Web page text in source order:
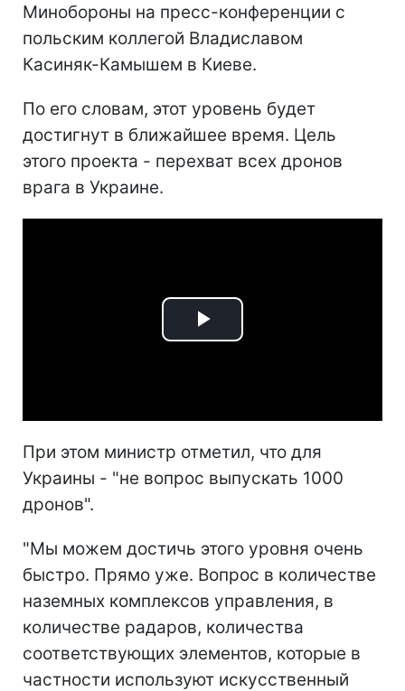
Минобороны на пресс-конференции с
польским коллегой Владиславом
Касиняк-Камышем в Киеве.
По его словам, этот уровень будет
достигнут в ближайшее время. Цель
этого проекта - перехват всех дронов
врага в Украине.
Play
При этом министр отметил, что для
Украины - "не вопрос выпускать 1000
дронов".
"Мы можем достичь этого уровня очень
быстро. Прямо уже. Вопрос в количестве
наземных комплексов управления, в
количестве радаров, количества
соответствующих элементов, которые в
частности используют искусственный